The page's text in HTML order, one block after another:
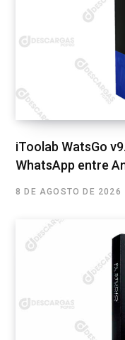
iToolab WatsGo
WhatsApp entre
8 DE AGOSTO DE 2026